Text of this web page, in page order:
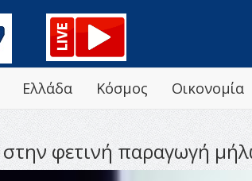
Ελλάδα Κόσμος Οικονομία
φετινή παραγωγή